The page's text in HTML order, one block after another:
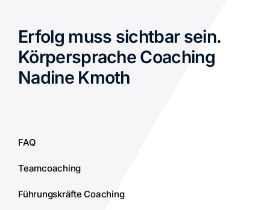
Erfolg muss sichtbar sein.
Körpersprache Coaching
Nadine Kmoth
FAQ
Teamcoaching
Führungskräfte Coaching